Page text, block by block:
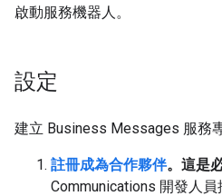
啟動服務機器人。
設定
建立 Business Messages 服務專
註冊成為合作夥伴。這是
Communications 開發人員